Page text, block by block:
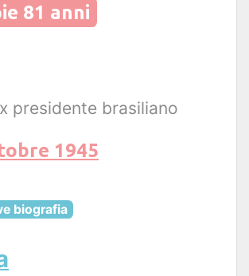
81 anni
presidente brasiliano
1945
biografia